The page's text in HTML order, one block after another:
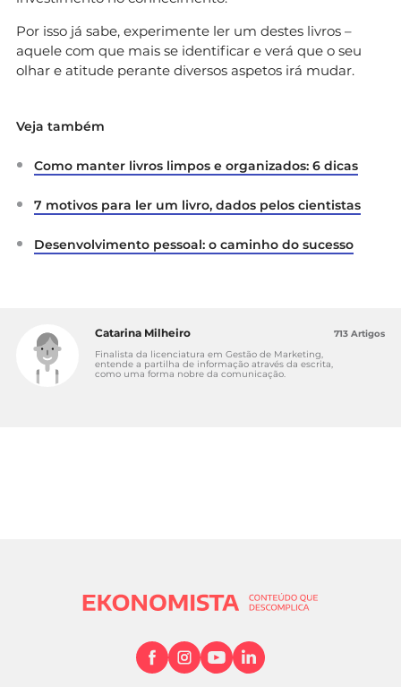
Por isso já sabe, experimente ler um destes livros –
aquele com que mais se identificar e verá que o seu
olhar e atitude perante diversos aspetos irá mudar.
Veja também
Como manter livros limpos e organizados: 6 dicas
7 motivos para ler um livro, dados pelos cientistas
Desenvolvimento pessoal: o caminho do sucesso
Catarina Milheiro
Finalista da licenciatura em Gestão de Marketing,
entende a partilha de informação através da escrita,
como uma forma nobre da comunicação.
713 Artigos